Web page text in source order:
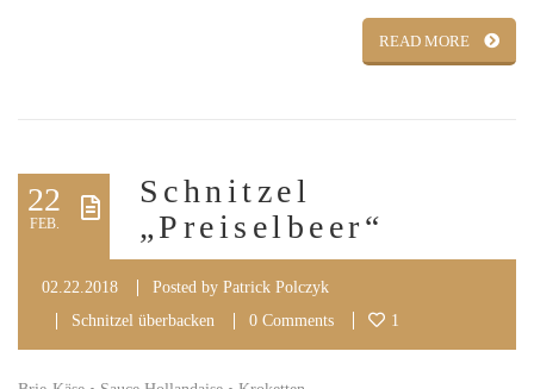
READ MORE
22
FEB.
Schnitzel
„Preiselbeer“
02.22.2018 Posted by Patrick Polczyk
Schnitzel überbacken
0 Comments 1